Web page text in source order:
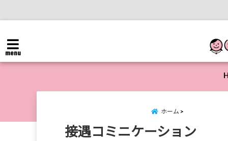
menu
ホーム
接遇コミニケーション